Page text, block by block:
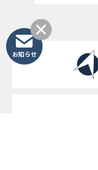
お知らせ